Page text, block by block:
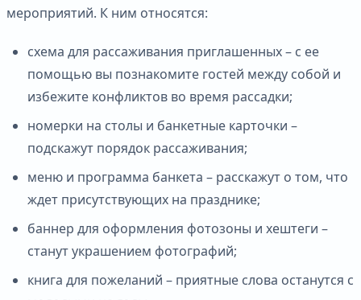
мероприятий. К ним относятся:
схема для рассаживания приглашенных – с ее
помощью вы познакомите гостей между собой и
избежите конфликтов во время рассадки;
номерки на столы и банкетные карточки –
подскажут порядок рассаживания;
меню и программа банкета – расскажут о том, что
ждет присутствующих на празднике;
баннер для оформления фотозоны и хештеги –
станут украшением фотографий;
книга для пожеланий – приятные слова останутся с